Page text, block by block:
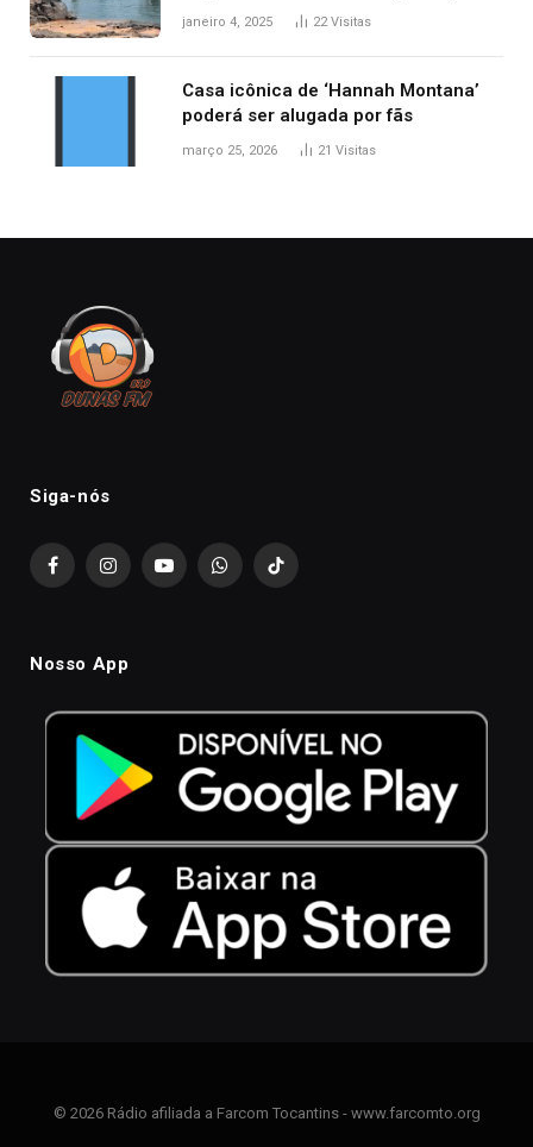
desabamento da ponte entre MA e
janeiro 4, 2025 22Visitas
Casa icônica de ‘Hannah Montana’
poderá ser alugada por fãs
março 25, 2026 21 Visitas
Siga-nós
FacebookInstagramYouTubeWhatsAppTikTok
Nosso App
© 2026 Rádio afiliada a Farcom Tocantins - www.farcomto.org